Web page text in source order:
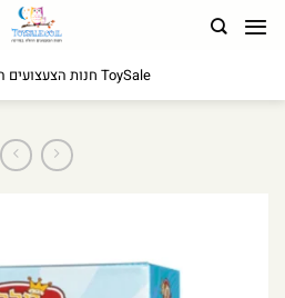
לתוכן
ToySale חנות הצעצועים הזולה במדינה